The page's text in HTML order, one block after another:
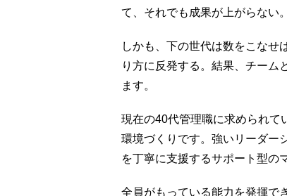
て、それでも成果が上がらない。
しかも、下の世代は数をこなせ
り方に反発する。結果、チーム
ます。
現在の40代管理職に求められて
環境づくりです。強いリーダー
を丁寧に支援するサポート型の
全員がもっている能力を発揮で